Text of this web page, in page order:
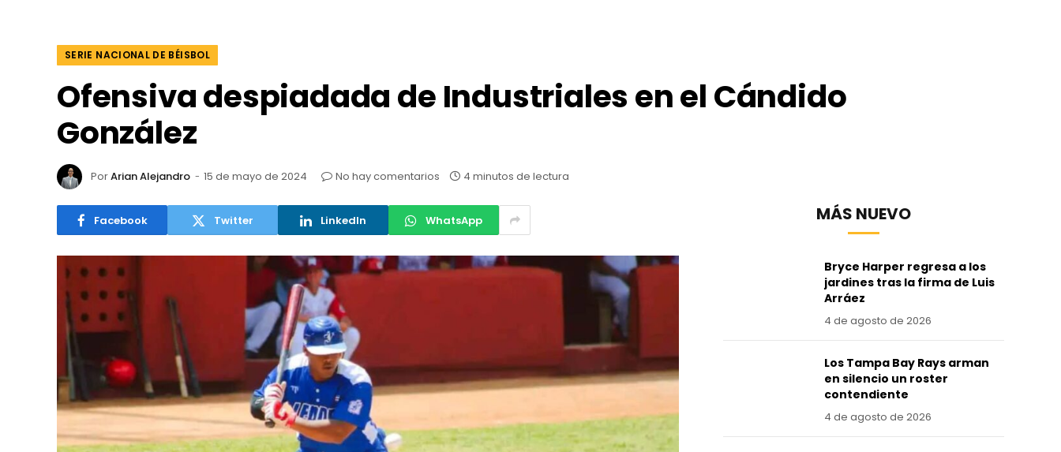
SERIE NACIONAL DE BÉISBOL
Ofensiva despiadada de Industriales en el Cándido
González
PorArian Alejandro 15 de mayo de 2024 No hay comentarios 4 minutos de lectura
Facebook Twitter LinkedIn WhatsApp MÁS NUEVO
Bryce Harper regresa a los
jardines tras la firma de Luis
Arráez
4 de agosto de 2026
Los Tampa Bay Rays arman
en silencio un roster
contendiente
4 de agosto de 2026